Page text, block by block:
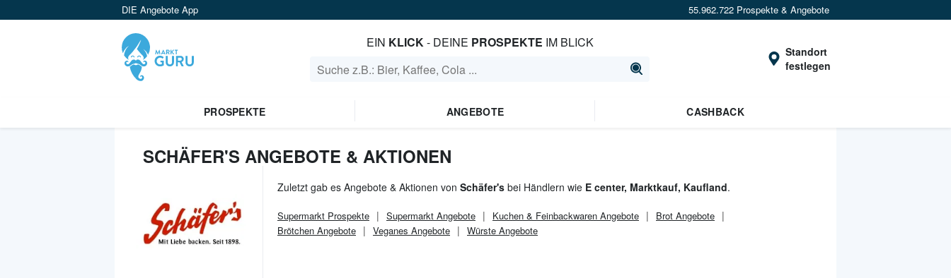
DIE Angebote App 55.962.722 Prospekte & Angebote
EIN KLICK- DEINE PROSPEKTE IM BLICK
Standort
festlegen
PROSPEKTE ANGEBOTE CASHBACK
SCHÄFER'S ANGEBOTE & AKTIONEN
Zuletzt gab es Angebote & Aktionen von Schäfer's bei Händlern wie E center, Marktkauf, Kaufland.
Supermarkt Prospekte Supermarkt Angebote Kuchen & Feinbackwaren Angebote
Brot Angebote
Brötchen Angebote
Veganes Angebote Würste Angebote